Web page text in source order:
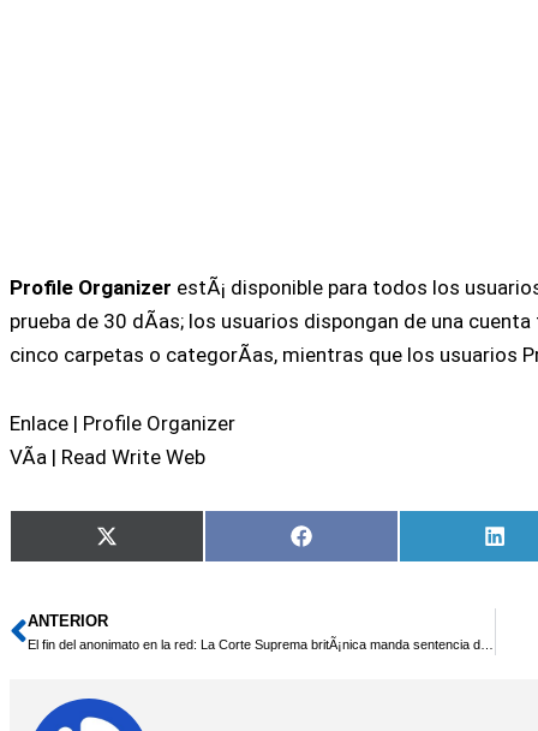
Profile Organizer estÃ¡ disponible para todos los
prueba de 30 dÃ­as; los usuarios dispongan de una
cinco carpetas o categorÃ­as, mientras que los usuarios
Enlace | Profile Organizer
VÃ­a | Read Write Web
Compartir
en
X
(Twitter)
Compartir
en
Facebook
en
Ant
ANTERIOR